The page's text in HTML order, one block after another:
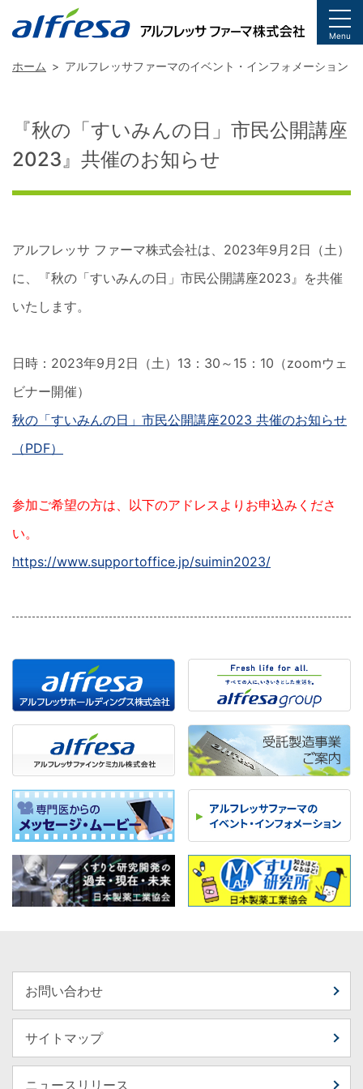
Menu
ホーム アルフレッサファーマのイベント・インフォメーション
『秋の「すいみんの日」市民公開講座
2023』共催のお知らせ
アルフレッサ ファーマ株式会社は、2023年9月2日（土）
に、『秋の「すいみんの日」市民公開講座2023』を共催
いたします。
日時：2023年9月2日（土）13：30～15：10（zoomウェ
ビナー開催）
秋の「すいみんの日」市民公開講座2023 共催のお知らせ
（PDF）
参加ご希望の方は、以下のアドレスよりお申込みくださ
い。
https://www.supportoffice.jp/suimin2023/
お問い合わせ
サイトマップ
ニュースリリース